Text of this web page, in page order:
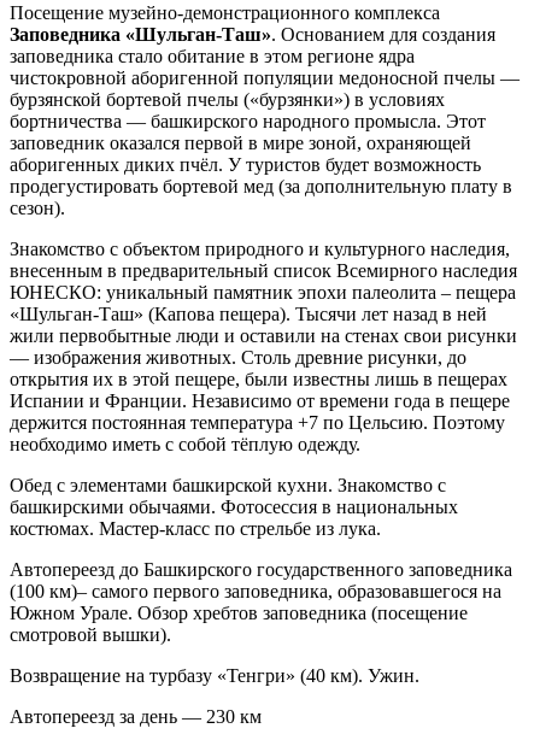
Посещение музейно-демонстрационного комплекса
Заповедника «Шульган-Таш». Основанием для создания
заповедника стало обитание в этом регионе ядра
чистокровной аборигенной популяции медоносной пчелы —
бурзянской бортевой пчелы («бурзянки») в условиях
бортничества — башкирского народного промысла. Этот
заповедник оказался первой в мире зоной, охраняющей
аборигенных диких пчёл. У туристов будет возможность
продегустировать бортевой мед (за дополнительную плату в
сезон).
Знакомство с объектом природного и культурного наследия,
внесенным в предварительный список Всемирного наследия
ЮНЕСКО: уникальный памятник эпохи палеолита – пещера
«Шульган-Таш» (Капова пещера). Тысячи лет назад в ней
жили первобытные люди и оставили на стенах свои рисунки
— изображения животных. Столь древние рисунки, до
открытия их в этой пещере, были известны лишь в пещерах
Испании и Франции. Независимо от времени года в пещере
держится постоянная температура +7 по Цельсию. Поэтому
необходимо иметь с собой тёплую одежду.
Обед с элементами башкирской кухни. Знакомство с
башкирскими обычаями. Фотосессия в национальных
костюмах. Мастер-класс по стрельбе из лука.
Автопереезд до Башкирского государственного заповедника
(100 км)– самого первого заповедника, образовавшегося на
Южном Урале. Обзор хребтов заповедника (посещение
смотровой вышки).
Возвращение на турбазу «Тенгри» (40 км). Ужин.
Автопереезд за день — 230 км